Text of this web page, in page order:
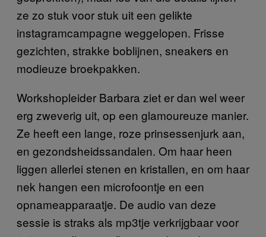
ze zo stuk voor stuk uit een gelikte
instagramcampagne weggelopen. Frisse
gezichten, strakke boblijnen, sneakers en
modieuze broekpakken.
Workshopleider Barbara ziet er dan wel weer
erg zweverig uit, op een glamoureuze manier.
Ze heeft een lange, roze prinsessenjurk aan,
en gezondsheidssandalen. Om haar heen
liggen allerlei stenen en kristallen, en om haar
nek hangen een microfoontje en een
opnameapparaatje. De audio van deze
sessie is straks als mp3tje verkrijgbaar voor